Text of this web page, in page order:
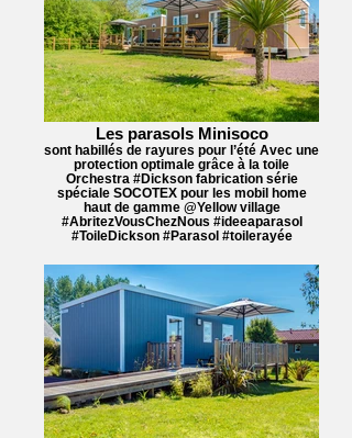
Les parasols Minisoco
sont habillés de rayures pour l’été Avec une
protection optimale grâce à la toile
Orchestra #Dickson fabrication série
spéciale SOCOTEX pour les mobil home
haut de gamme @Yellow village
#AbritezVousChezNous #ideeaparasol
#ToileDickson #Parasol #toilerayée